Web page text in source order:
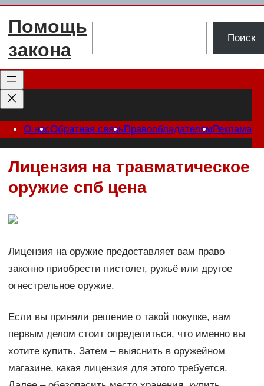
Перейти
Помощь
закона
Поиск
О насОбратная связьПравообладателямРеклама
Лицензия на травматическое
оружие спб цена
Лицензия на оружие предоставляет вам право
законно приобрести пистолет, ружьё или другое
огнестрельное оружие.
Если вы приняли решение о такой покупке, вам
первым делом стоит определиться, что именно вы
хотите купить. Затем – выяснить в оружейном
магазине, какая лицензия для этого требуется.